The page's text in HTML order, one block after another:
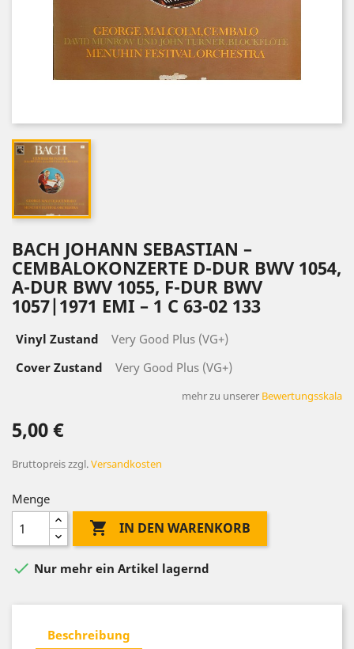
BACH ‎JOHANN SEBASTIAN –
CEMBALOKONZERTE D-DUR BWV 1054,
A-DUR BWV 1055, F-DUR BWV
1057|1971 EMI ‎– 1 C 63-02 133
Vinyl Zustand
Very Good Plus (VG+)
Cover Zustand
Very Good Plus (VG+)
mehr zu unserer Bewertungsskala
5,00 €
Bruttopreiszzgl.Versandkosten
Menge
 IN DEN WARENKORB
 Nur mehr ein Artikel lagernd
Beschreibung